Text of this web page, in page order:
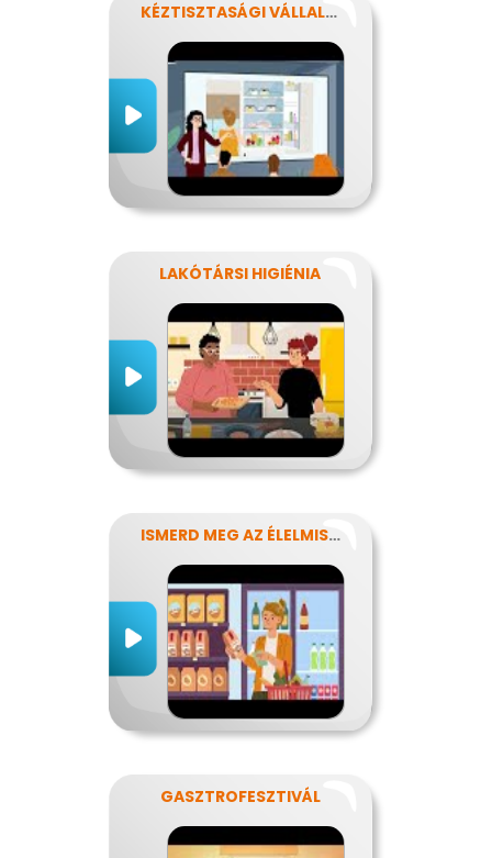
KÉZTISZTASÁGI VÁLLALAT
LAKÓTÁRSI HIGIÉNIA
ISMERD MEG AZ ÉLELMISZEREK TITKAIT!
GASZTROFESZTIVÁL